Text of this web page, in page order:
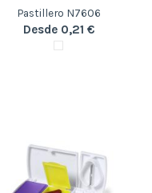
Pastillero N7606
Desde 0,21 €